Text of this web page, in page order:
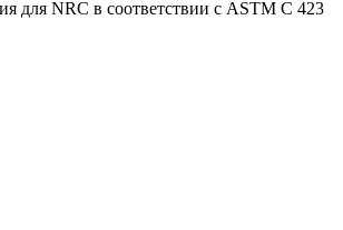
для NRC в соответствии с ASTM C 423